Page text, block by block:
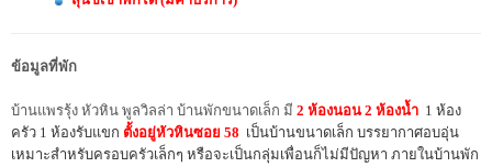
ข้อมูลที่พัก
บ้านแพรรุ้ง หัวหิน พูลวิลล่า บ้านพักขนาดเล็ก มี 2 ห้องนอน 2 ห้องน้ำ 1 ห้อง
ครัว 1 ห้องรับแขก ตั้งอยู่หัวหินซอย 58 เป็นบ้านขนาดเล็ก บรรยากาศอบอุ่น
เหมาะสำหรับครอบครัวเล็กๆ หรือจะเป็นกลุ่มเพื่อนก็ไม่มีปัญหา ภายในบ้านพัก